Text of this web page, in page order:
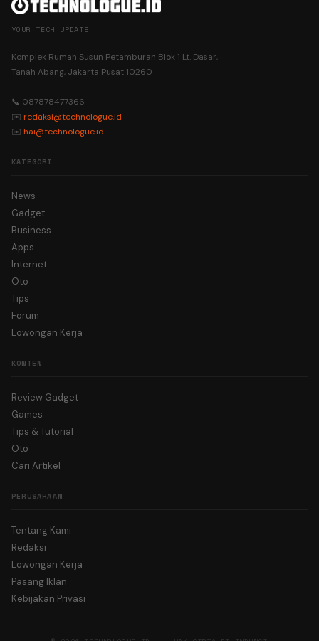
YOUR TECH UPDATE
Komplek Rumah Susun Petamburan Blok 1 Lt. Dasar,
Tanah Abang, Jakarta Pusat 10260
📞 087878477366
✉️ redaksi@technologue.id
✉️ hai@technologue.id
KATEGORI
News
Gadget
Business
Apps
Internet
Oto
Tips
Forum
Lowongan Kerja
KONTEN
Review Gadget
Games
Tips & Tutorial
Oto
Cari Artikel
PERUSAHAAN
Tentang Kami
Redaksi
Lowongan Kerja
Pasang Iklan
Kebijakan Privasi